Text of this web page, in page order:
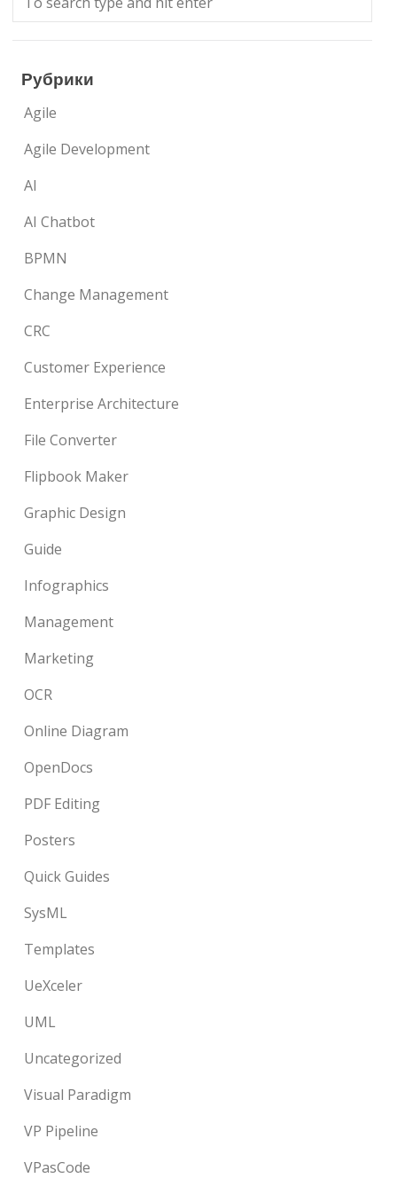
Рубрики
Agile
Agile Development
AI
AI Chatbot
BPMN
Change Management
CRC
Customer Experience
Enterprise Architecture
File Converter
Flipbook Maker
Graphic Design
Guide
Infographics
Management
Marketing
OCR
Online Diagram
OpenDocs
PDF Editing
Posters
Quick Guides
SysML
Templates
UeXceler
UML
Uncategorized
Visual Paradigm
VP Pipeline
VPasCode